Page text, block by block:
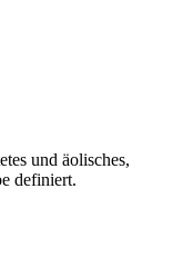
und äolisches,
definiert.